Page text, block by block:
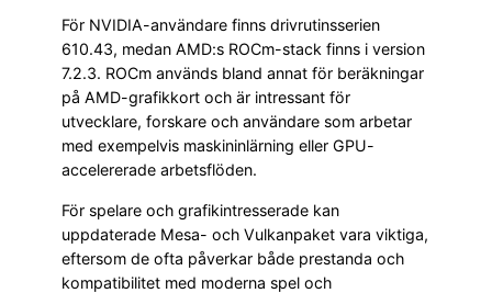
För NVIDIA-användare finns drivrutinsserien
610.43, medan AMD:s ROCm-stack finns i version
7.2.3. ROCm används bland annat för beräkningar
på AMD-grafikkort och är intressant för
utvecklare, forskare och användare som arbetar
med exempelvis maskininlärning eller GPU-
accelererade arbetsflöden.
För spelare och grafikintresserade kan
uppdaterade Mesa- och Vulkanpaket vara viktiga,
eftersom de ofta påverkar både prestanda och
kompatibilitet med moderna spel och